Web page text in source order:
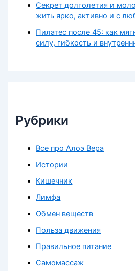
Секрет долголетия и
жить ярко, активно и с
Пилатес после 45: как
силу, гибкость и
Рубрики
Все про Алоэ Вера
Истории
Кишечник
Лимфа
Обмен веществ
Польза движения
Правильное питание
Самомассаж